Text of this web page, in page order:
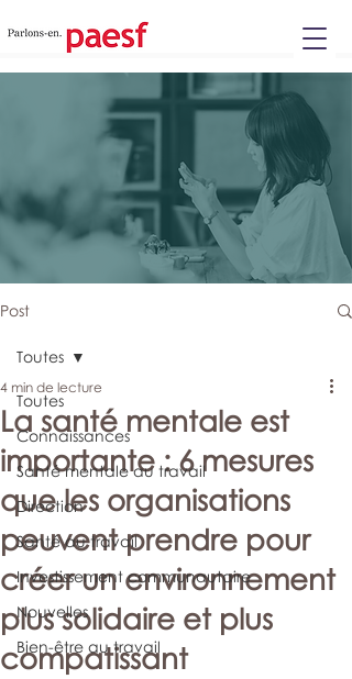
This
Post
Toutes
Connaissances
Santé mentale au travail
Direction
Santé au travail
Investissement communautaire
Nouvelles
Bien-être au travail
Toutes
La santé mentale est
importante : 6 mesures
que les organisations
peuvent prendre pour
créer un environnement
plus solidaire et plus
compatissant
4 min de lecture